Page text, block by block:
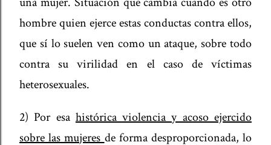
hombre quien ejerce estas conductas contra ellos,
que sí lo suelen ven como un ataque, sobre todo
contra su virilidad en el caso de víctimas
heterosexuales.
2) Por esa histórica violencia y acoso ejercido
sobre las mujeres de forma desproporcionada, lo